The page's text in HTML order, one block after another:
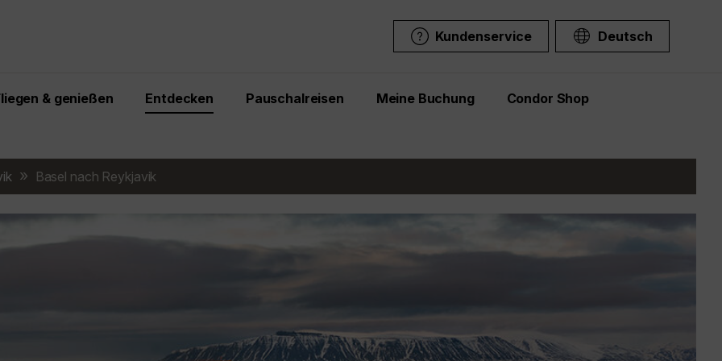
Kundenservice Deutsch
& genießen Entdecken Pauschalreisen Meine Buchung Condor Shop
Basel nach Reykjavik